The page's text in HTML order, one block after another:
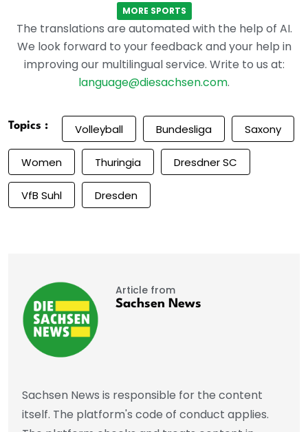
MORE SPORTS
The translations are automated with the help of AI.
We look forward to your feedback and your help in
improving our multilingual service. Write to us at:
language@diesachsen.com.
Topics : Volleyball Bundesliga Saxony
Women Thuringia Dresdner SC
VfB Suhl Dresden
Article from
Sachsen News
Sachsen News is responsible for the content
itself. The platform's code of conduct applies.